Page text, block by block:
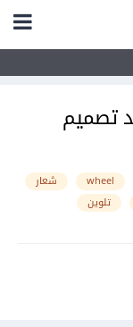
تصميم
wheel
شعار
تلوين